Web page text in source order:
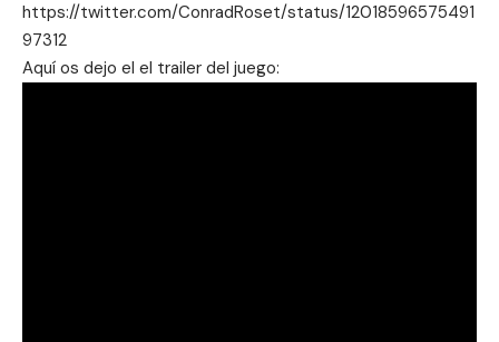
https://twitter.com/ConradRoset/status/12018596575491
97312
Aquí os dejo el el trailer del juego: